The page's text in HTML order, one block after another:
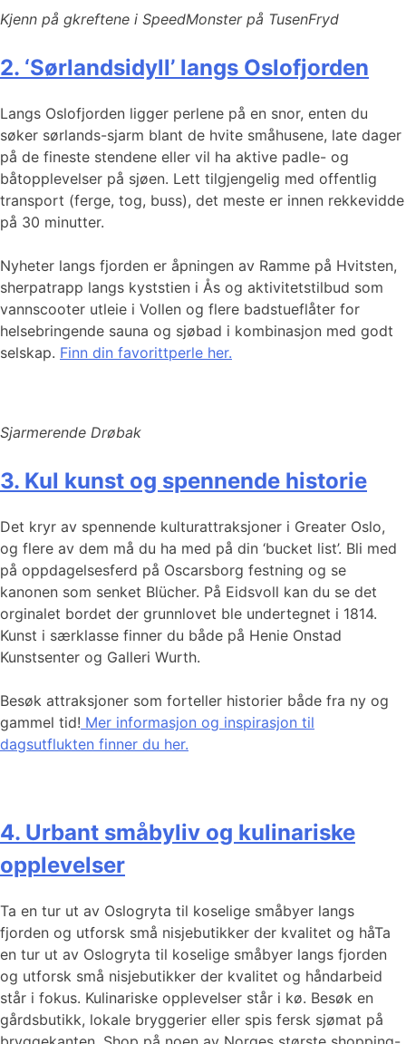
Kjenn på gkreftene i SpeedMonster på TusenFryd
2. ‘Sørlandsidyll’ langs Oslofjorden
Langs Oslofjorden ligger perlene på en snor, enten du
søker sørlands-sjarm blant de hvite småhusene, late dager
på de fineste stendene eller vil ha aktive padle- og
båtopplevelser på sjøen. Lett tilgjengelig med offentlig
transport (ferge, tog, buss), det meste er innen rekkevidde
på 30 minutter.
Nyheter langs fjorden er åpningen av Ramme på Hvitsten,
sherpatrapp langs kyststien i Ås og aktivitetstilbud som
vannscooter utleie i Vollen og flere badstueflåter for
helsebringende sauna og sjøbad i kombinasjon med godt
selskap. Finn din favorittperle her.
Sjarmerende Drøbak
3. Kul kunst og spennende historie
Det kryr av spennende kulturattraksjoner i Greater Oslo,
og flere av dem må du ha med på din ‘bucket list’. Bli med
på oppdagelsesferd på Oscarsborg festning og se
kanonen som senket Blücher. På Eidsvoll kan du se det
orginalet bordet der grunnlovet ble undertegnet i 1814.
Kunst i særklasse finner du både på Henie Onstad
Kunstsenter og Galleri Wurth.
Besøk attraksjoner som forteller historier både fra ny og
gammel tid! Mer informasjon og inspirasjon til
dagsutflukten finner du her.
4. Urbant småbyliv og kulinariske
opplevelser
Ta en tur ut av Oslogryta til koselige småbyer langs
fjorden og utforsk små nisjebutikker der kvalitet og håTa
en tur ut av Oslogryta til koselige småbyer langs fjorden
og utforsk små nisjebutikker der kvalitet og håndarbeid
står i fokus. Kulinariske opplevelser står i kø. Besøk en
gårdsbutikk, lokale bryggerier eller spis fersk sjømat på